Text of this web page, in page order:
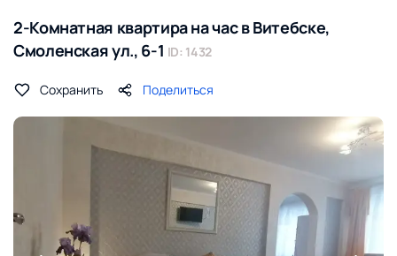
2-Комнатная квартира на час в Витебске,
Смоленская ул., 6-1 ID: 1432
Сохранить Поделиться